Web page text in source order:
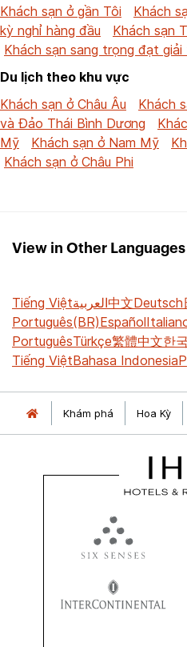
Khách sạn ở gần Tôi
Khách
kỳ nghỉ hàng đầu
Khách sạn
Khách sạn sang trọng đạt giải
Du lịch theo khu vực
Khách sạn ở Châu Âu
Khách
và Đảo Thái Bình Dương
Mỹ
Khách sạn ở Nam Mỹ
Khách sạn ở Châu Phi
View in Other Languages
Tiếng Việtالعربية中文Deutsch
Português(BR)Español
PortuguêsTürkçe繁體中文한
Tiếng ViệtBahasa Indonesia
Khám phá Hoa Kỳ